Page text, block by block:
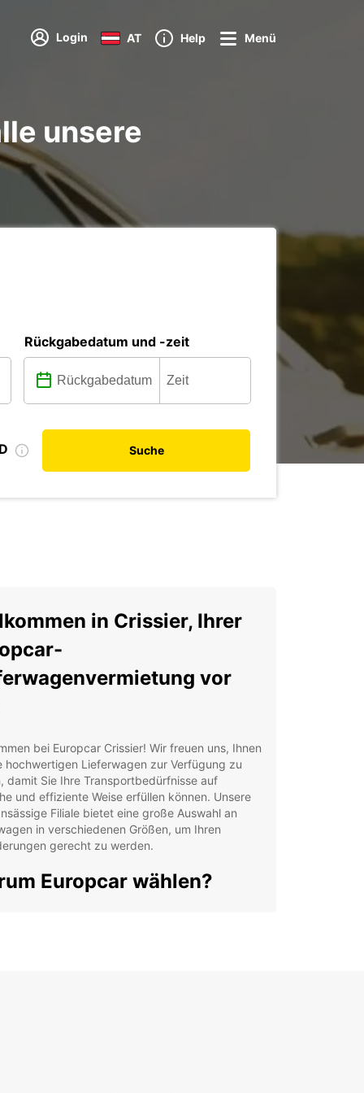
Login AT Help Menü
unsere
Rückgabedatum und -zeit
Suche
in Crissier, Ihrer
vor
bei Europcar Crissier! Wir freuen uns, Ihnen
hochwertigen Lieferwagen zur Verfügung zu
damit Sie Ihre Transportbedürfnisse auf
und effiziente Weise erfüllen können. Unsere
Filiale bietet eine große Auswahl an
in verschiedenen Größen, um Ihren
gerecht zu werden.
Europcar wählen?